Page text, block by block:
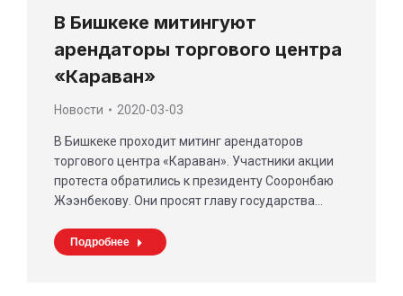
В Бишкеке митингуют
арендаторы торгового центра
«Караван»
Новости 2020-03-03
В Бишкеке проходит митинг арендаторов
торгового центра «Караван». Участники акции
протеста обратились к президенту Сооронбаю
Жээнбекову. Они просят главу государства…
Подробнее